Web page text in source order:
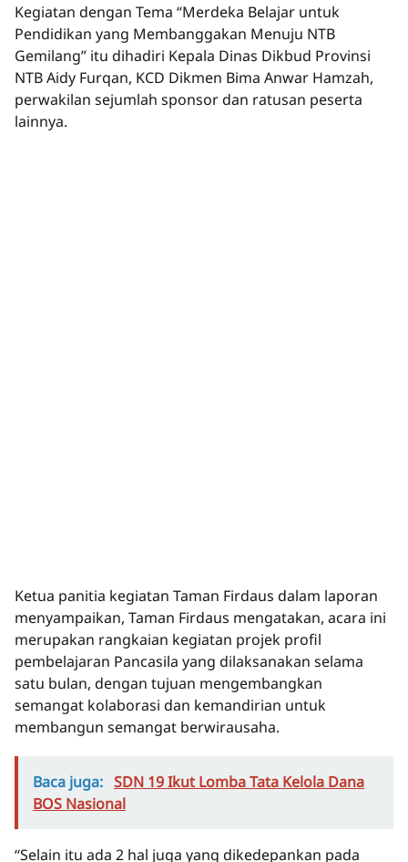
Kegiatan dengan Tema “Merdeka Belajar untuk
Pendidikan yang Membanggakan Menuju NTB
Gemilang” itu dihadiri Kepala Dinas Dikbud Provinsi
NTB Aidy Furqan, KCD Dikmen Bima Anwar Hamzah,
perwakilan sejumlah sponsor dan ratusan peserta
lainnya.
Ketua panitia kegiatan Taman Firdaus dalam laporan
menyampaikan, Taman Firdaus mengatakan, acara ini
merupakan rangkaian kegiatan projek profil
pembelajaran Pancasila yang dilaksanakan selama
satu bulan, dengan tujuan mengembangkan
semangat kolaborasi dan kemandirian untuk
membangun semangat berwirausaha.
Baca juga: SDN 19 Ikut Lomba Tata Kelola Dana
BOS Nasional
“Selain itu ada 2 hal juga yang dikedepankan pada